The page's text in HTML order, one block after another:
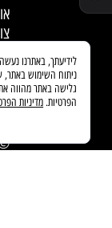
Reserved
ניתוח השימוש באתר,
גלישה באתר מהווה את
הפרטיות. מדיניות